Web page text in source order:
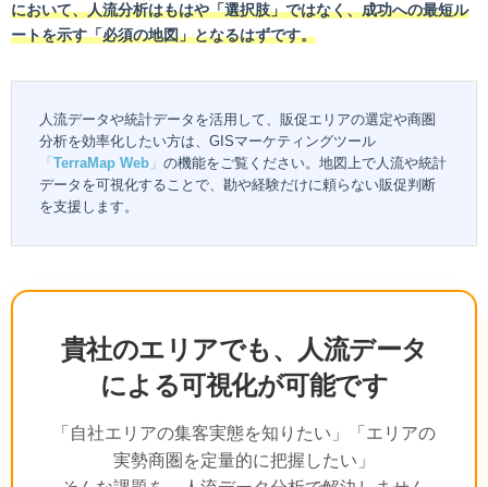
において、人流分析はもはや「選択肢」ではなく、成功への最短ル
ートを示す「必須の地図」となるはずです。
人流データや統計データを活用して、販促エリアの選定や商圏
分析を効率化したい方は、GISマーケティングツール
「 TerraMap Web 」 の機能をご覧ください。地図上で人流や統計
データを可視化することで、勘や経験だけに頼らない販促判断
を支援します。
貴社のエリアでも、人流データ
による可視化が可能です
「自社エリアの集客実態を知りたい」「エリアの
実勢商圏を定量的に把握したい」